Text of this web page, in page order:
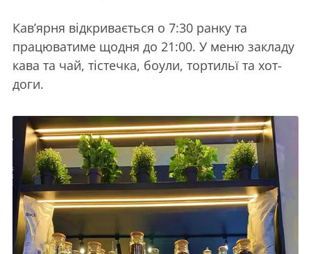
Кав’ярня відкривається о 7:30 ранку та
працюватиме щодня до 21:00. У меню закладу
кава та чай, тістечка, боули, тортильї та хот-
доги.